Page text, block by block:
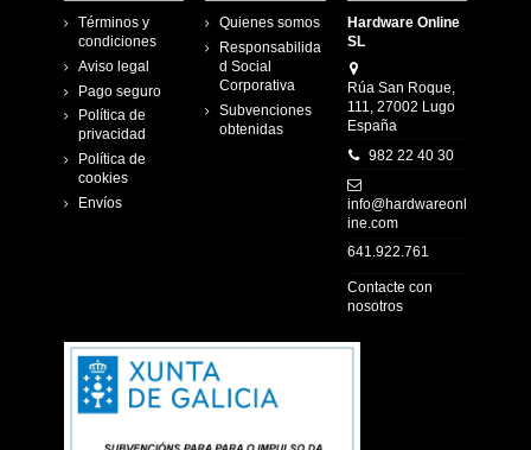
Términos y
condiciones
Aviso legal
Pago seguro
Política de
privacidad
Política de
cookies
Envíos
Quienes somos
Responsabilida
d Social
Corporativa
Subvenciones
obtenidas
Hardware Online
SL
Rúa San Roque,
111, 27002 Lugo
España
982 22 40 30
info@hardwareonl
ine.com
641.922.761
Contacte con
nosotros